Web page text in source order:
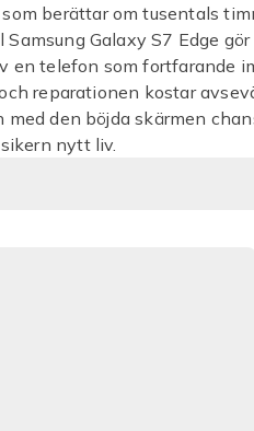
berättar om tusentals
Galaxy S7 Edge
en telefon som fortfarande
reparationen kostar
den böjda skärmen
nytt liv.